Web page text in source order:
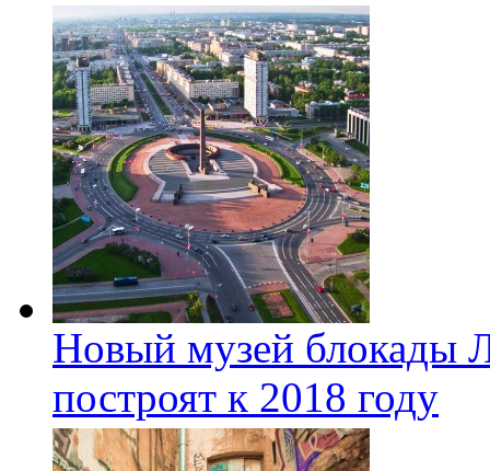
Новый музей блокады
построят к 2018 году